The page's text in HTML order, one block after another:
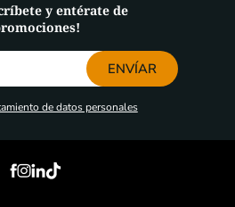
y entérate de
ENVÍAR
de datos personales